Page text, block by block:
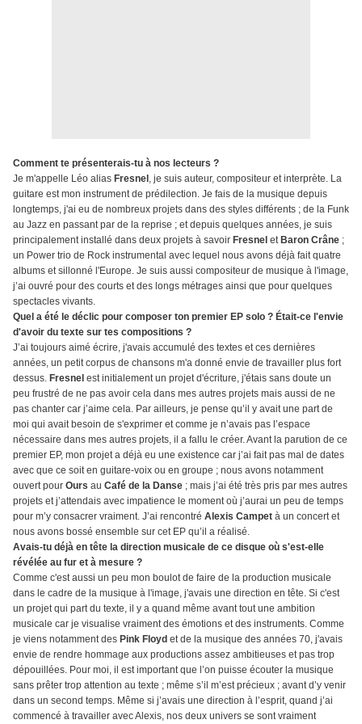
Comment te présenterais-tu à nos lecteurs ?
Je m'appelle Léo alias Fresnel , je suis auteur, compositeur et interprète. La
guitare est mon instrument de prédilection. Je fais de la musique depuis
longtemps, j'ai eu de nombreux projets dans des styles différents ; de la Funk
au Jazz en passant par de la reprise ; et depuis quelques années, je suis
principalement installé dans deux projets à savoir Fresnel etBaron Crâne ;
un Power trio de Rock instrumental avec lequel nous avons déjà fait quatre
albums et sillonné l'Europe. Je suis aussi compositeur de musique à l'image,
j’ai ouvré pour des courts et des longs métrages ainsi que pour quelques
spectacles vivants.
Quel a été le déclic pour composer ton premier EP solo ? Était-ce l'envie
d'avoir du texte sur tes compositions ?
J’ai toujours aimé écrire, j'avais accumulé des textes et ces dernières
années, un petit corpus de chansons m'a donné envie de travailler plus fort
dessus. Fresnel est initialement un projet d'écriture, j'étais sans doute un
peu frustré de ne pas avoir cela dans mes autres projets mais aussi de ne
pas chanter car j’aime cela. Par ailleurs, je pense qu’il y avait une part de
moi qui avait besoin de s'exprimer et comme je n’avais pas l’espace
nécessaire dans mes autres projets, il a fallu le créer. Avant la parution de ce
premier EP, mon projet a déjà eu une existence car j’ai fait pas mal de dates
avec que ce soit en guitare-voix ou en groupe ; nous avons notamment
ouvert pour Ours au Café de la Danse ; mais j’ai été très pris par mes autres
projets et j’attendais avec impatience le moment où j’aurai un peu de temps
pour m’y consacrer vraiment. J’ai rencontré Alexis Campet à un concert et
nous avons bossé ensemble sur cet EP qu’il a réalisé.
Avais-tu déjà en tête la direction musicale de ce disque où s'est-elle
révélée au fur et à mesure ?
Comme c'est aussi un peu mon boulot de faire de la production musicale
dans le cadre de la musique à l'image, j'avais une direction en tête. Si c'est
un projet qui part du texte, il y a quand même avant tout une ambition
musicale car je visualise vraiment des émotions et des instruments. Comme
je viens notamment des Pink Floyd et de la musique des années 70, j'avais
envie de rendre hommage aux productions assez ambitieuses et pas trop
dépouillées. Pour moi, il est important que l’on puisse écouter la musique
sans prêter trop attention au texte ; même s’il m’est précieux ; avant d’y venir
dans un second temps. Même si j’avais une direction à l’esprit, quand j’ai
commencé à travailler avec Alexis, nos deux univers se sont vraiment